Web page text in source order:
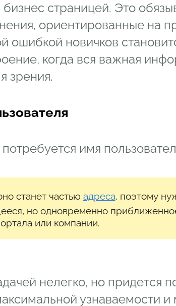
страницей. Это
ориентированные на
ошибкой новичков
когда вся важная
зрения.
имя
станет частью адреса, поэтому
но одновременно
или компании.
нелегко, но придется
узнаваемости и